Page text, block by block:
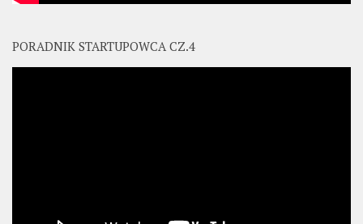
PORADNIK STARTUPOWCA CZ.4